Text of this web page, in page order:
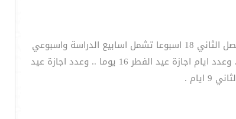
وبذلك يكون عدد اسابيع الدراسة للفصل الاول 18 اسبوعا ويوما واحدا تشمل اسابيع الدراسة واسبوعي الاختبارات .. وعدد اسابيع الدراسة للفصل الثاني 18 اسبوعا تشمل اسابيع الدراسة واسبوعي
الاختبارات .. وعدد ايام الدراسة الفعلية للفصلين 179 يوما تشمل ايام الدراسة وايام الاختبارات ..وعدد الاجازات اثناء العام الدراسي 5 اجازات .. وعدد ايام اجازة عيد الفطر 16 يوما .. وعدد اجازة عيد